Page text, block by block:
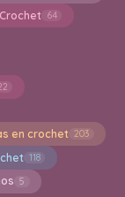
64
en crochet 203
118
5